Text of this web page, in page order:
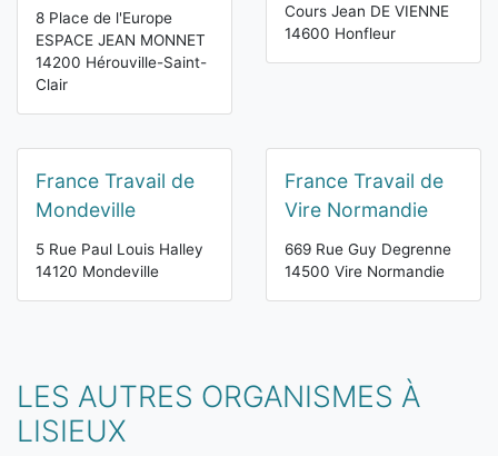
8 Place de l'Europe
ESPACE JEAN MONNET
14200 Hérouville-Saint-
Clair
Cours Jean DE VIENNE
14600 Honfleur
France Travail de
Mondeville
5 Rue Paul Louis Halley
14120 Mondeville
France Travail de
Vire Normandie
669 Rue Guy Degrenne
14500 Vire Normandie
LES AUTRES ORGANISMES À
LISIEUX